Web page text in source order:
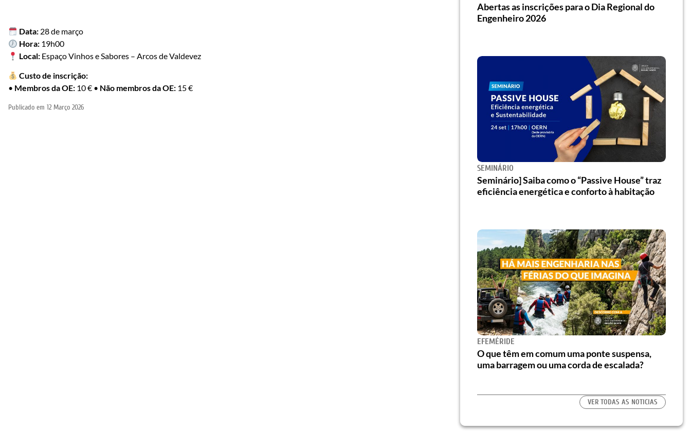
Data: 28 de março
Hora: 19h00
Local: Espaço Vinhos e Sabores – Arcos de Valdevez
Custo de inscrição:
• Membros da OE: 10 € • Não membros da OE: 15 €
Publicado em 12 Março 2026
Abertas as inscrições para o Dia Regional do
Engenheiro 2026
SEMINÁRIO
Seminário] Saiba como o “Passive House” traz
eficiência energética e conforto à habitação
EFEMÉRIDE
O que têm em comum uma ponte suspensa,
uma barragem ou uma corda de escalada?
VER TODAS AS NOTICIAS